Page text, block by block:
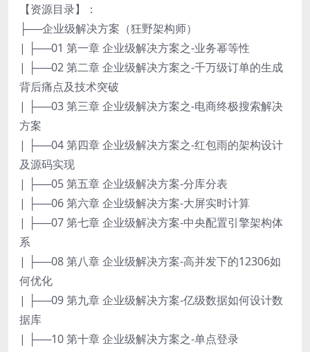
【资源目录】：
├──企业级解决方案（狂野架构师）
| ├──01 第一章 企业级解决方案之-业务幂等性
| ├──02 第二章 企业级解决方案之-千万级订单的生成
背后痛点及技术突破
| ├──03 第三章 企业级解决方案之-电商终极搜索解决
方案
| ├──04 第四章 企业级解决方案之-红包雨的架构设计
及源码实现
| ├──05 第五章 企业级解决方案-分库分表
| ├──06 第六章 企业级解决方案-大屏实时计算
| ├──07 第七章 企业级解决方案-中央配置引擎架构体
系
| ├──08 第八章 企业级解决方案-高并发下的12306如
何优化
| ├──09 第九章 企业级解决方案-亿级数据如何设计数
据库
| ├──10 第十章 企业级解决方案之-单点登录